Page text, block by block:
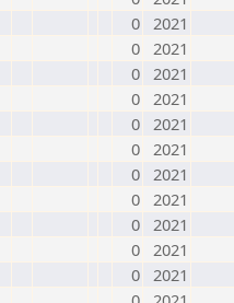
0 2021
0 2021
0 2021
0 2021
0 2021
0 2021
0 2021
0 2021
0 2021
0 2021
0 2021